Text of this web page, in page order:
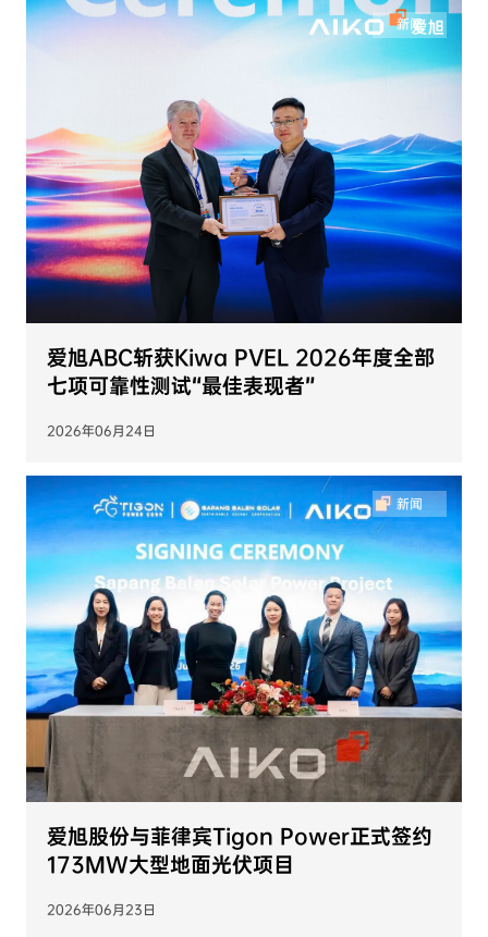
新闻
爱旭ABC斩获Kiwa PVEL 2026年度全部
七项可靠性测试“最佳表现者”
2026年06月24日
新闻
爱旭股份与菲律宾Tigon Power正式签约
173MW大型地面光伏项目
2026年06月23日